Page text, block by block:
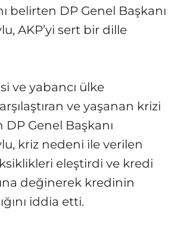
belirten DP Genel Başkanı
AKP’yi sert bir dille
ve yabancı ülke
ve yaşanan krizi
Genel Başkanı
kriz nedeni ile verilen
eleştirdi ve kredi
değinerek kredinin
iddia etti.